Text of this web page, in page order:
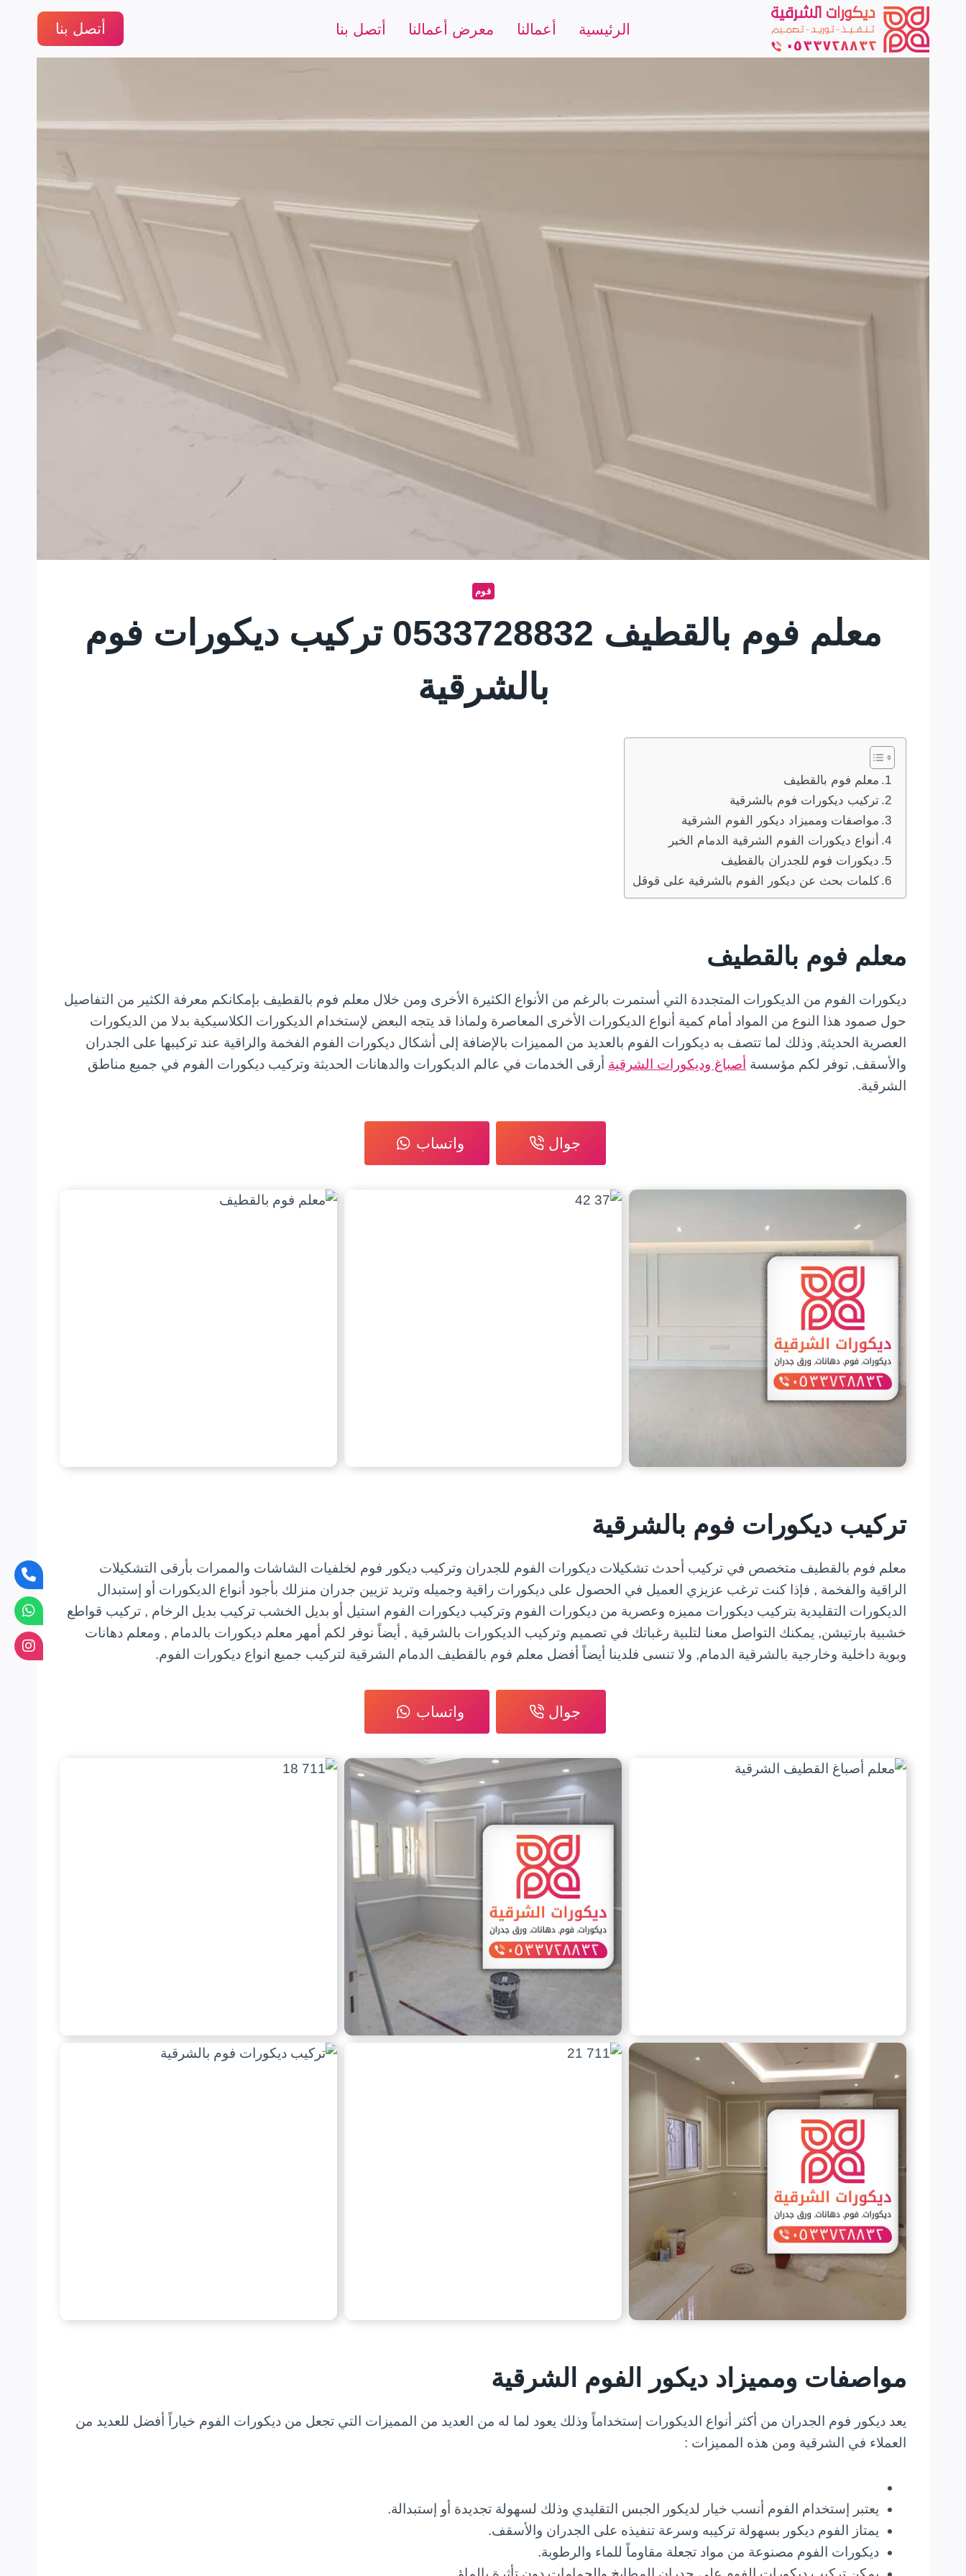
التجاوز
المحتوى
الرئيسية أعمالنا معرض أعمالنا أتصل بنا أتصل بنا
فوم
معلم فوم بالقطيف 0533728832 تركيب ديكورات فوم
بالشرقية
معلم فوم بالقطيف
تركيب ديكورات فوم بالشرقية
مواصفات ومميزاد ديكور الفوم الشرقية
أنواع ديكورات الفوم الشرقية الدمام الخبر
ديكورات فوم للجدران بالقطيف
كلمات بحث عن ديكور الفوم بالشرقية على قوقل
معلم فوم بالقطيف
ديكورات الفوم من الديكورات المتجددة التي أستمرت بالرغم من الأنواع الكثيرة الأخرى ومن خلال معلم فوم بالقطيف بإمكانكم معرفة الكثير من التفاصيل
حول صمود هذا النوع من المواد أمام كمية أنواع الديكورات الأخرى المعاصرة ولماذا قد يتجه البعض لإستخدام الديكورات الكلاسيكية بدلا من الديكورات
العصرية الحديثة, وذلك لما تتصف به ديكورات الفوم بالعديد من المميزات بالإضافة إلى أشكال ديكورات الفوم الفخمة والراقية عند تركيبها على الجدران
والأسقف, توفر لكم مؤسسة أصباغ وديكورات الشرقية أرقى الخدمات في عالم الديكورات والدهانات الحديثة وتركيب ديكورات الفوم في جميع مناطق
الشرقية.
جوال واتساب
تركيب ديكورات فوم بالشرقية
معلم فوم بالقطيف متخصص في تركيب أحدث تشكيلات ديكورات الفوم للجدران وتركيب ديكور فوم لخلفيات الشاشات والممرات بأرقى التشكيلات
الراقية والفخمة , فإذا كنت ترغب عزيزي العميل في الحصول على ديكورات راقية وجميله وتريد تزيين جدران منزلك بأجود أنواع الديكورات أو إستبدال
الديكورات التقليدية بتركيب ديكورات مميزه وعصرية من ديكورات الفوم وتركيب ديكورات الفوم استيل أو بديل الخشب تركيب بديل الرخام , تركيب قواطع
خشبية بارتيشن, يمكنك التواصل معنا لتلبية رغباتك في تصميم وتركيب الديكورات بالشرقية , أيضاً نوفر لكم أمهر معلم ديكورات بالدمام , ومعلم دهانات
وبوية داخلية وخارجية بالشرقية الدمام, ولا تنسى فلدينا أيضاً أفضل معلم فوم بالقطيف الدمام الشرقية لتركيب جميع انواع ديكورات الفوم.
جوال واتساب
مواصفات ومميزاد ديكور الفوم الشرقية
يعد ديكور فوم الجدران من أكثر أنواع الديكورات إستخداماً وذلك يعود لما له من العديد من المميزات التي تجعل من ديكورات الفوم خياراً أفضل للعديد من
العملاء في الشرقية ومن هذه المميزات :
يعتبر إستخدام الفوم أنسب خيار لديكور الجبس التقليدي وذلك لسهولة تجديدة أو إستبدالة.
يمتاز الفوم ديكور بسهولة تركيبه وسرعة تنفيذه على الجدران والأسقف.
ديكورات الفوم مصنوعة من مواد تجعلة مقاوماً للماء والرطوبة.